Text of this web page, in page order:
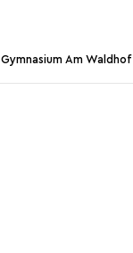
Gymnasium Am Waldhof